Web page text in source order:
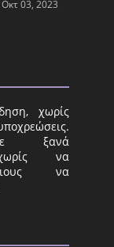
Οκτ 03, 2023
χωρίς
ξανά
να
να